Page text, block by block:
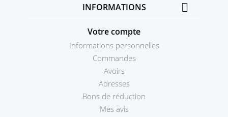
INFORMATIONS 
Votre compte
Informations personnelles
Commandes
Avoirs
Adresses
Bons de réduction
Mes avis